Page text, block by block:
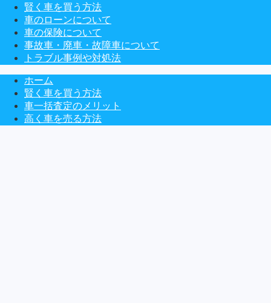
賢く車を買う方法
車のローンについて
車の保険について
事故車・廃車・故障車について
トラブル事例や対処法
ホーム
賢く車を買う方法
車一括査定のメリット
高く車を売る方法